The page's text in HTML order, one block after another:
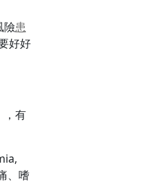
險患
好好
，有
、嗜